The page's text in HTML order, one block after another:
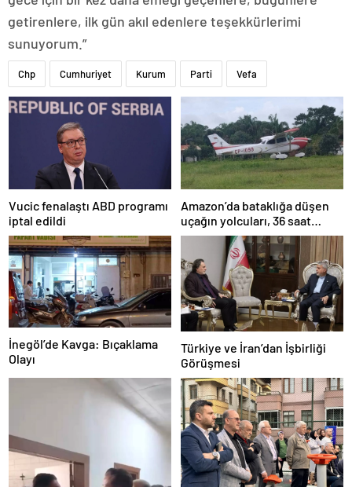
getirenlere, ilk gün akıl edenlere teşekkürlerimi
sunuyorum.”
Chp Cumhuriyet Kurum Parti Vefa
Vucic fenalaştı ABD programı
iptal edildi
Amazon’da bataklığa düşen
uçağın yolcuları, 36 saat
kurtarılmayı bekledi
İnegöl’de Kavga: Bıçaklama
Olayı
Türkiye ve İran’dan İşbirliği
Görüşmesi